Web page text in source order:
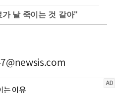
날 죽이는 것 같아"